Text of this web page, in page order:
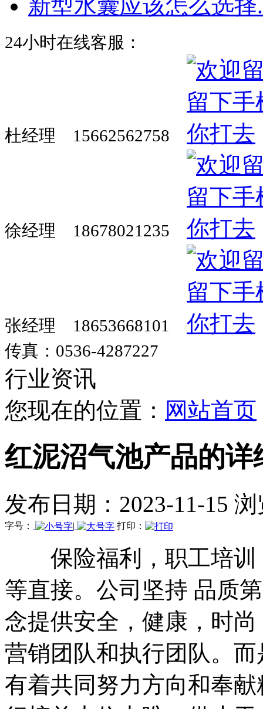
新型水囊应该怎么选择
24小时在线客服：
杜经理 15662562758
徐经理 18678021235
张经理 18653668101
传真：0536-4287227
行业资讯
您现在的位置： 网站首页
红泥沼气池产品的详
发布日期：2023-11-15
字号： | 打印：
保险福利，职工培训
等直接。公司坚持 品质
念提供安全，健康，时
营销团队和执行团队。
有着共同努力方向和奉